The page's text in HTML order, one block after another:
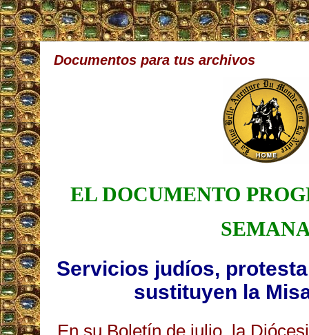
Documentos para tus archivos
EL DOCUMENTO
Servicios judíos,
sustituyen la
En su Boletín de julio, la